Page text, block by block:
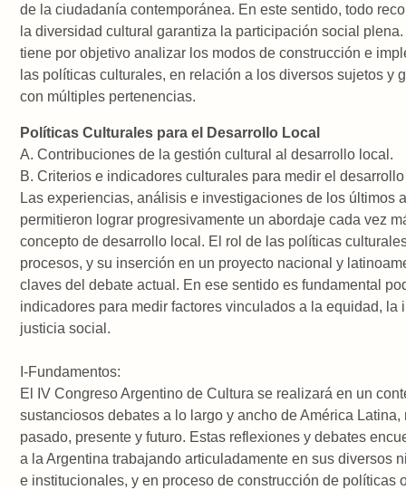
de la ciudadanía contemporánea. En este sentido, todo
la diversidad cultural garantiza la participación social
tiene por objetivo analizar los modos de construcción e
las políticas culturales, en relación a los diversos sujetos y
con múltiples pertenencias.
Políticas Culturales para el Desarrollo Local
A. Contribuciones de la gestión cultural al desarrollo local.
B. Criterios e indicadores culturales para medir el
Las experiencias, análisis e investigaciones de los últimos
permitieron lograr progresivamente un abordaje cada vez
concepto de desarrollo local. El rol de las políticas
procesos, y su inserción en un proyecto nacional y
claves del debate actual. En ese sentido es fundamental
indicadores para medir factores vinculados a la equidad, la
justicia social.
I-Fundamentos:
El IV Congreso Argentino de Cultura se realizará en un
sustanciosos debates a lo largo y ancho de América Latina,
pasado, presente y futuro. Estas reflexiones y debates
a la Argentina trabajando articuladamente en sus diversos
e institucionales, y en proceso de construcción de políticas